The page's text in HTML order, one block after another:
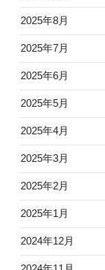
2025年8月
2025年7月
2025年6月
2025年5月
2025年4月
2025年3月
2025年2月
2025年1月
2024年12月